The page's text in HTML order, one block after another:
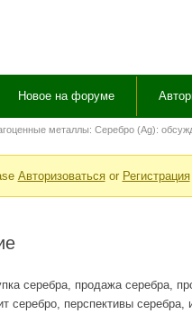
Новое на форуме
металлы: Серебро (Ag):
Авторизоватьсяor Регистрация
серебра, продажа серебра,
серебро, перспективы